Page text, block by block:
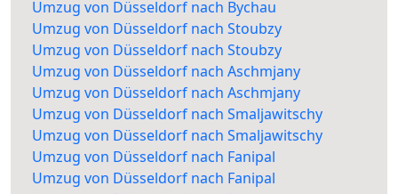
Umzug von Düsseldorf nach Bychau
Umzug von Düsseldorf nach Stoubzy
Umzug von Düsseldorf nach Stoubzy
Umzug von Düsseldorf nach Aschmjany
Umzug von Düsseldorf nach Aschmjany
Umzug von Düsseldorf nach Smaljawitschy
Umzug von Düsseldorf nach Smaljawitschy
Umzug von Düsseldorf nach Fanipal
Umzug von Düsseldorf nach Fanipal